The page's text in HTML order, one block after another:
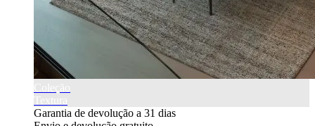
Garantia de devolução a 31 dias